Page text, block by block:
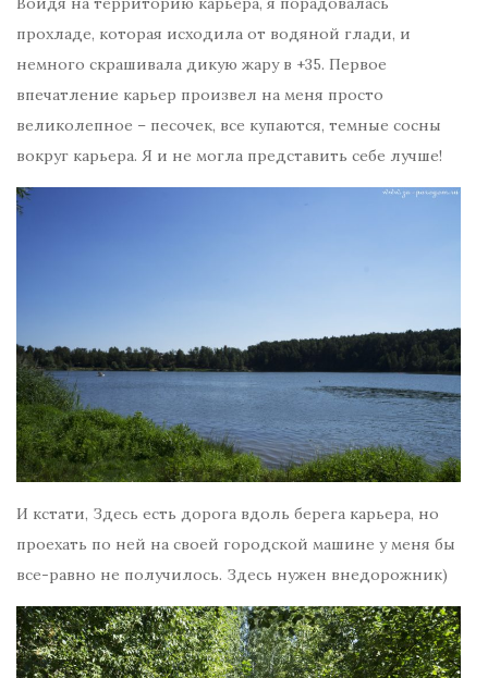
прохладе, которая исходила от водяной глади, и
немного скрашивала дикую жару в +35. Первое
впечатление карьер произвел на меня просто
великолепное – песочек, все купаются, темные сосны
вокруг карьера. Я и не могла представить себе лучше!
И кстати, Здесь есть дорога вдоль берега карьера, но
проехать по ней на своей городской машине у меня бы
все-равно не получилось. Здесь нужен внедорожник)